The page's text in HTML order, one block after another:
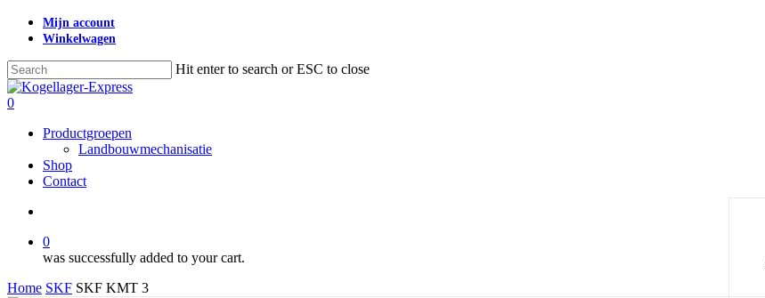
Skip
content
Mijn account
Winkelwagen
Hit enter to search or ESC to close
Close
Search
search
0
Productgroepen
Landbouwmechanisatie
Shop
Contact
0
was successfully added to your cart.
Home SKF SKF KMT 3